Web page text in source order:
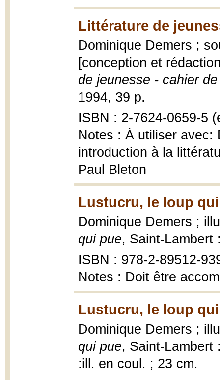
Littérature de
Dominique Demers ;
[conception et
de jeunesse - cahier
1994, 39 p.
ISBN : 2-7624-0659-5
Notes : À utiliser avec:
introduction à la
Paul Bleton
Lustucru, le loup
Dominique Demers ;
qui pue, Saint-Lambert
ISBN : 978-2-89512-
Notes : Doit être
Lustucru, le loup
Dominique Demers ;
qui pue, Saint-Lambert
:ill. en coul. ; 23 cm.